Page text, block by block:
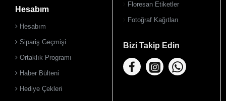
Hesabım
Hesabım
Sipariş Geçmişi
Ortaklık Programı
Haber Bülteni
Hediye Çekleri
Floresan Etiketler
Fotoğraf Kağıtları
Bizi Takip Edin